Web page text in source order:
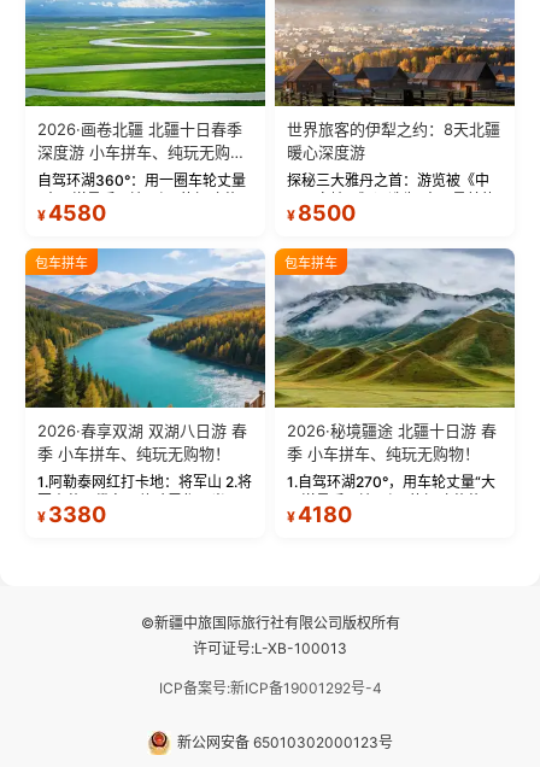
2026·画卷北疆 北疆十日春季
深度游 小车拼车、纯玩无购
物！
自驾环湖360°：用一圈车轮丈量
蓝。 赛湖旅拍：甄选多款风格服
绝美瞬间。 赛湖坦克300跟车视
频：专业摄影师...
¥4580
世界旅客的伊犁之约：8天北疆
暖心深度游
探秘三大雅丹之首：游览被《中
三大雅丹”第一名的克拉玛依魔鬼
瓦人最大村落——禾木村，欣赏
晨雾与小木...
¥ 8500
包车拼车
2026·春享双湖 双湖八日游 春
季 小车拼车、纯玩无购物！
1.阿勒泰网红打卡地：将军山 2.将
军山落日缆车，体验雪都风光 3.
将军山，夕阳派对，蹦迪party 4.
¥ 3380
包车拼车
2026·秘境疆途 北疆十日游 春
季 小车拼车、纯玩无购物！
1.自驾环湖270°，用车轮丈量“大
西洋最后一滴眼泪”的极致蔚蓝，
让雪山、花海与深邃湖水在转弯
¥4180
©新疆中旅国际旅行社有限公司版权所有
许可证号:L-XB-100013
ICP备案号:新ICP备19001292号-4
新公网安备 65010302000123号